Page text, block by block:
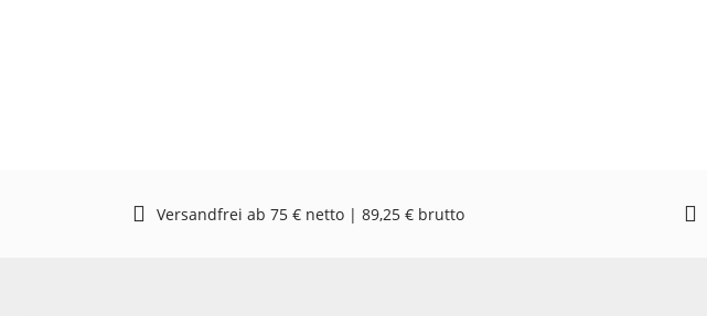
Versandfrei ab 75 € netto | 89,25 € brutto